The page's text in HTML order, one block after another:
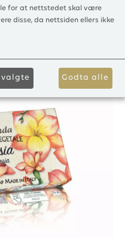
for at nettstedet skal være
disse, da nettsiden ellers ikke
valgte Godta alle